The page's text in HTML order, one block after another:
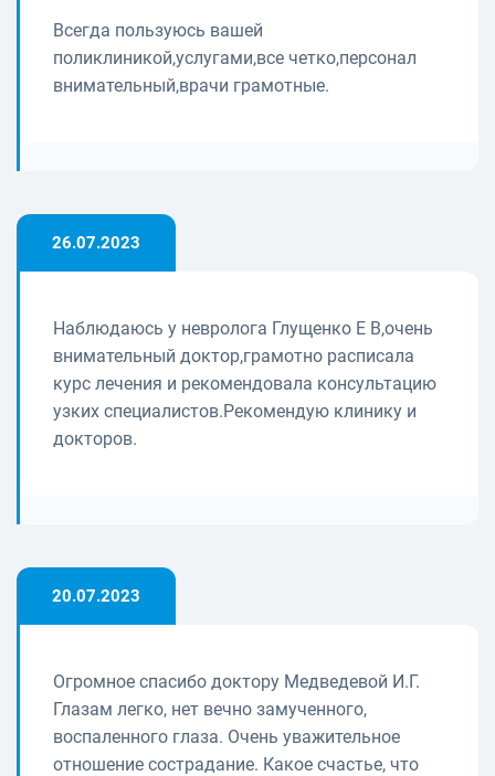
Всегда пользуюсь вашей
поликлиникой,услугами,все четко,персонал
внимательный,врачи грамотные.
26.07.2023
Наблюдаюсь у невролога Глущенко Е В,очень
внимательный доктор,грамотно расписала
курс лечения и рекомендовала консультацию
узких специалистов.Рекомендую клинику и
докторов.
20.07.2023
Огромное спасибо доктору Медведевой И.Г.
Глазам легко, нет вечно замученного,
воспаленного глаза. Очень уважительное
отношение сострадание. Какое счастье, что